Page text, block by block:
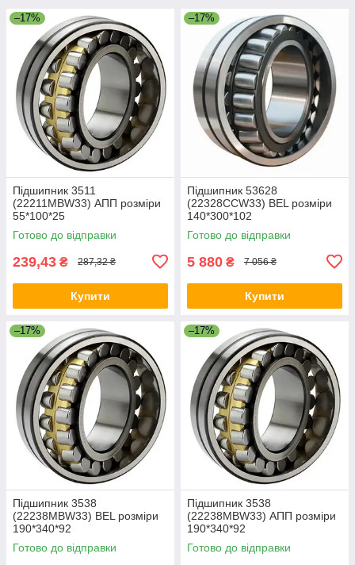
–17%
Підшипник 3511
(22211МВW33) АПП розміри
55*100*25
Готово до відправки
239,43 ₴ 287,32 ₴
Купити
–17%
Підшипник 53628
(22328СCW33) BEL розміри
140*300*102
Готово до відправки
5 880 ₴ 7 056 ₴
Купити
–17%
Підшипник 3538
(22238MBW33) BEL розміри
190*340*92
Готово до відправки
–17%
Підшипник 3538
(22238MBW33) АПП розміри
190*340*92
Готово до відправки